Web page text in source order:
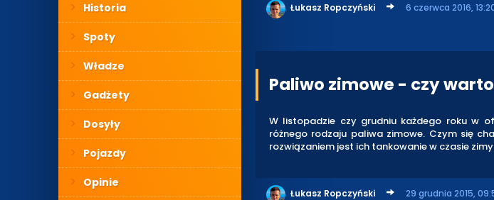
Historia
Spoty
Władze
Gadżety
Dosyły
Pojazdy
Opinie
Łukasz Ropczyński 6 czerwca 2016,
Paliwo zimowe - czy
W listopadzie czy grudniu każdego roku w
różnego rodzaju paliwa zimowe. Czym się
rozwiązaniem jest ich tankowanie w czasie
Łukasz Ropczyński 29 grudnia 2015,